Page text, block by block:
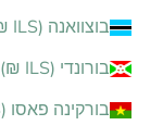
בוצוואנה (ILS ₪)
בורונדי (ILS ₪)
בורקינה פאסו (ILS ₪)